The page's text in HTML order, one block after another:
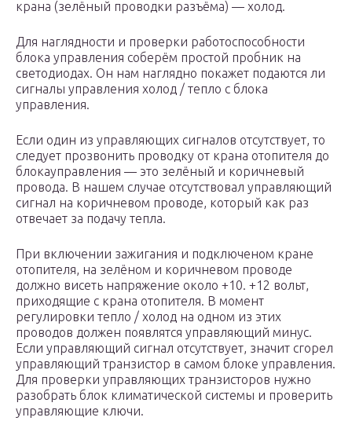
крана (зелёный проводки разъёма) — холод.
Для наглядности и проверки работоспособности
блока управления соберём простой пробник на
светодиодах. Он нам наглядно покажет подаются ли
сигналы управления холод / тепло с блока
управления.
Если один из управляющих сигналов отсутствует, то
следует прозвонить проводку от крана отопителя до
блокауправления — это зелёный и коричневый
провода. В нашем случае отсутствовал управляющий
сигнал на коричневом проводе, который как раз
отвечает за подачу тепла.
При включении зажигания и подключеном кране
отопителя, на зелёном и коричневом проводе
должно висеть напряжение около +10. +12 вольт,
приходящие с крана отопителя. В момент
регулировки тепло / холод на одном из этих
проводов должен появлятся управляющий минус.
Если управляющий сигнал отсутствует, значит сгорел
управляющий транзистор в самом блоке управления.
Для проверки управляющих транзисторов нужно
разобрать блок климатической системы и проверить
управляющие ключи.